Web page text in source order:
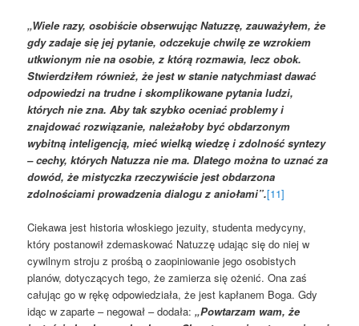
„Wiele razy, osobiście obserwując Natuzzę, zauważyłem, że
gdy zadaje się jej pytanie, odczekuje chwilę ze wzrokiem
utkwionym nie na osobie, z którą rozmawia, lecz obok.
Stwierdziłem również, że jest w stanie natychmiast dawać
odpowiedzi na trudne i skomplikowane pytania ludzi,
których nie zna. Aby tak szybko oceniać problemy i
znajdować rozwiązanie, należałoby być obdarzonym
wybitną inteligencją, mieć wielką wiedzę i zdolność syntezy
– cechy, których Natuzza nie ma. Dlatego można to uznać za
dowód, że mistyczka rzeczywiście jest obdarzona
zdolnościami prowadzenia dialogu z aniołami”.[11]
Ciekawa jest historia włoskiego jezuity, studenta medycyny,
który postanowił zdemaskować Natuzzę udając się do niej w
cywilnym stroju z prośbą o zaopiniowanie jego osobistych
planów, dotyczących tego, że zamierza się ożenić. Ona zaś
całując go w rękę odpowiedziała, że jest kapłanem Boga. Gdy
idąc w zaparte – negował – dodała:„Powtarzam wam, że